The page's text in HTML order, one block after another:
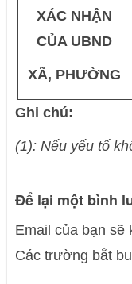
XÁC NHẬN
CỦA UBND
XÃ, PHƯỜNG
Ghi chú:
(1): Nếu yếu tố
Để lại một bình
Email của bạn sẽ
Các trường bắt